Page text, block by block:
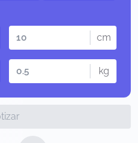
cm
kg